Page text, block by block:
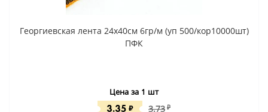
Георгиевская лента 24x40cм 6гр/м (уп 500/кор10000шт)
ПФК
Цена за 1 шт
3.35 ₽ 3.73 ₽